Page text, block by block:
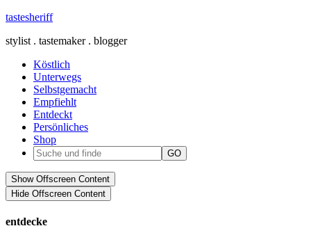
tastesheriff
stylist . tastemaker . blogger
Köstlich
Unterwegs
Selbstgemacht
Empfiehlt
Entdeckt
Persönliches
Shop
Show Offscreen Content
Hide Offscreen Content
entdecke